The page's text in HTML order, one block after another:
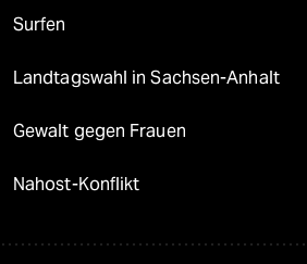
Surfen
Landtagswahl in Sachsen-Anhalt
Gewalt gegen Frauen
Nahost-Konflikt